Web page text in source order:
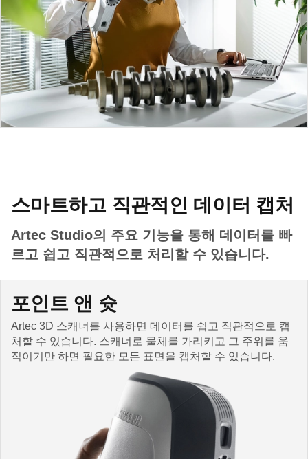
스마트하고 직관적인 데이터 캡처
Artec Studio의 주요 기능을 통해 데이터를 빠
르고 쉽고 직관적으로 처리할 수 있습니다.
포인트 앤 슛
Artec 3D 스캐너를 사용하면 데이터를 쉽고 직관적으로 캡
처할 수 있습니다. 스캐너로 물체를 가리키고 그 주위를 움
직이기만 하면 필요한 모든 표면을 캡처할 수 있습니다.